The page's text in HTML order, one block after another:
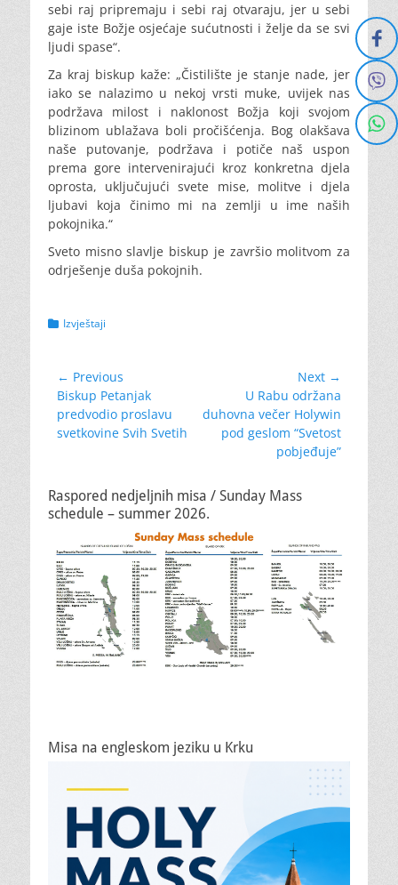
sebi raj pripremaju i sebi raj otvaraju, jer u sebi
gaje iste Božje osjećaje sućutnosti i želje da se svi
ljudi spase“.
Za kraj biskup kaže: „Čistilište je stanje nade, jer
iako se nalazimo u nekoj vrsti muke, uvijek nas
podržava milost i naklonost Božja koji svojom
blizinom ublažava boli pročišćenja. Bog olakšava
naše putovanje, podržava i potiče naš uspon
prema gore intervenirajući kroz konkretna djela
oprosta, uključujući svete mise, molitve i djela
ljubavi koja činimo mi na zemlji u ime naših
pokojnika.“
Sveto misno slavlje biskup je završio molitvom za
odrješenje duša pokojnih.
Categories
Izvještaji
Navigacija
objava
← Previous
Previous
post:
Biskup Petanjak
predvodio proslavu
svetkovine Svih Svetih
Next →
post:
U Rabu održana
duhovna večer Holywin
pod geslom “Svetost
pobjeđuje”
Raspored nedjeljnih misa / Sunday Mass
schedule – summer 2026.
Misa na engleskom jeziku u Krku